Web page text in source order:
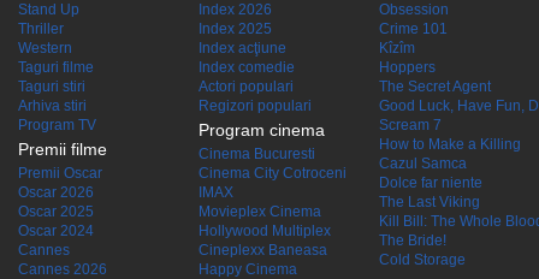
Stand Up
Thriller
Western
Taguri filme
Taguri stiri
Arhiva stiri
Program TV
Premii filme
Premii Oscar
Oscar 2026
Oscar 2025
Oscar 2024
Cannes
Cannes 2026
Index 2026
Index 2025
Index acţiune
Index comedie
Actori populari
Regizori populari
Program cinema
Cinema Bucuresti
Cinema City Cotroceni
IMAX
Movieplex Cinema
Hollywood Multiplex
Cineplexx Baneasa
Happy Cinema
Obsession
Crime 101
Kîzîm
Hoppers
The Secret Agent
Good Luck, Have Fun,
Scream 7
How to Make a Killing
Cazul Samca
Dolce far niente
The Last Viking
Kill Bill: The Whole
The Bride!
Cold Storage